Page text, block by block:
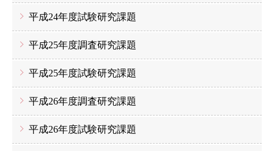
平成24年度試験研究課題
平成25年度調査研究課題
平成25年度試験研究課題
平成26年度調査研究課題
平成26年度試験研究課題